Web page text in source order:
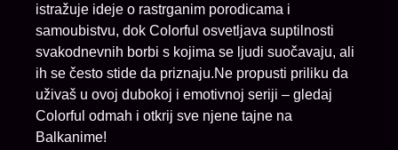
istražuje ideje o rastrganim porodicama i
samoubistvu, dok Colorful osvetljava suptilnosti
svakodnevnih borbi s kojima se ljudi suočavaju, ali
ih se često stide da priznaju.Ne propusti priliku da
uživaš u ovoj dubokoj i emotivnoj seriji – gledaj
Colorful odmah i otkrij sve njene tajne na
Balkanime!